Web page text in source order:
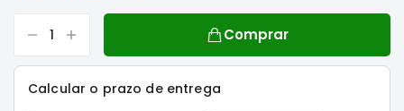
Filtros
Transmissão
Acessórios
Comprar
Calcular o prazo de entrega